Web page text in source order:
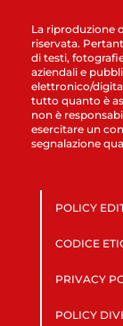
La riproduzione
riservata.
di testi,
aziendali e
elettronico/
tutto quanto è
non è
esercitare un
segnalazione
POLICY
CODICE
PRIVACY
POLICY